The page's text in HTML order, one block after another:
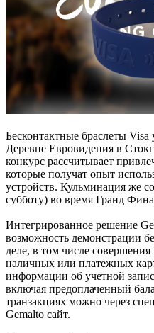
Бесконтактные браслеты
Деревне Евровидения в
конкурс рассчитывает
которые получат опыт
устройств. Кульминация же
субботу) во время Гранд
Интегрированное решение
возможность демонстрации
деле, в том числе
наличных или платежных
информации об учетной
включая предоплаченный
транзакциях можно через
Gemalto сайт.